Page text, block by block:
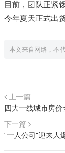
目前，团队正紧
今年夏天正式出货
本文来自网络，不
上一篇
四大一线城市房价
下一篇
“一人公司”迎来大